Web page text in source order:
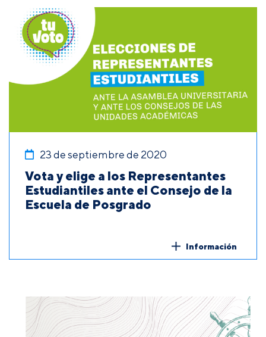
23 de septiembre de 2020
Vota y elige a los Representantes
Estudiantiles ante el Consejo de la
Escuela de Posgrado
Información